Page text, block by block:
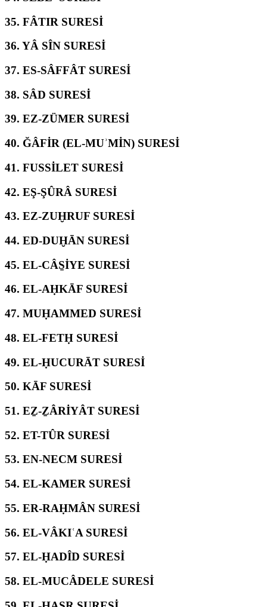
35. FÂTIR SURESİ
36. YÂ SÎN SURESİ
37. ES-SÂFFÂT SURESİ
38. SÂD SURESİ
39. EZ-ZÜMER SURESİ
40. ĞÂFİR (EL-MUʾMİN) SURESİ
41. FUSSİLET SURESİ
42. EŞ-ŞÛRÂ SURESİ
43. EZ-ZUḪRUF SURESİ
44. ED-DUḪĀN SURESİ
45. EL-CÂS̱İYE SURESİ
46. EL-AḤKĀF SURESİ
47. MUḤAMMED SURESİ
48. EL-FETḤ SURESİ
49. EL-ḤUCURĀT SURESİ
50. KĀF SURESİ
51. EẔ-ẔÂRİYÂT SURESİ
52. ET-TÛR SURESİ
53. EN-NECM SURESİ
54. EL-KAMER SURESİ
55. ER-RAḤMÂN SURESİ
56. EL-VÂKIʿA SURESİ
57. EL-ḤADÎD SURESİ
58. EL-MUCÂDELE SURESİ